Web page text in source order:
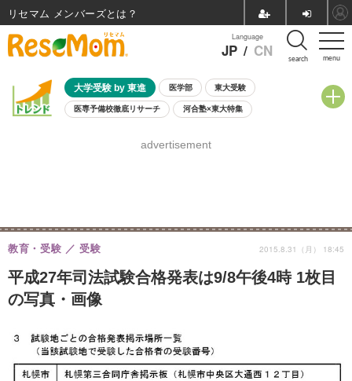
menu
Language
JP / CN search
大学受験 by 東進 医学部 東大受験
医専予備校徹底リサーチ 河合塾×東大特集
8月開催学校説明会・相談会
advertisement
平成27年司法試験合格発表は9/8午後4時 1枚目
の写真・画像
教育・受験 受験 2015.8.31（月） 18:45
リセマム メンバーズ